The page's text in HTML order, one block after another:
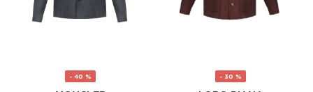
- 40 % - 30 %